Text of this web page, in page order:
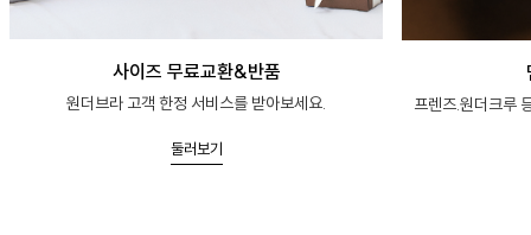
사이즈 무료교환&반품
원더브라 고객 한정 서비스를 받아보세요.
둘러보기
프렌즈.원더크루